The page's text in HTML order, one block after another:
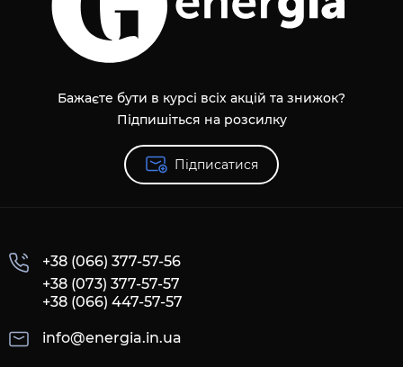
Бажаєте бути в курсі всіх акцій та знижок?
Підпишіться на розсилку
Підписатися
+38 (066) 377-57-56
+38 (073) 377-57-57
+38 (066) 447-57-57
info@energia.in.ua